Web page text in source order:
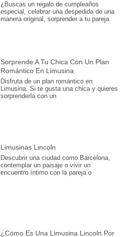
¿Buscas un regalo de cumpleaños
especial, celebrar una despedida de una
manera original, sorprender a tu pareja
Sorprende A Tu Chica Con Un Plan
Romántico En Limusina
Disfruta de un plan romántico en
Limusina. Si te gusta una chica y quieres
sorprenderla con un
Limusinas Lincoln
Descubrir una ciudad como Barcelona,
contemplar un paisaje o vivir un
encuentro íntimo con la pareja o
¿Cómo Es Una Limusina Lincoln Por